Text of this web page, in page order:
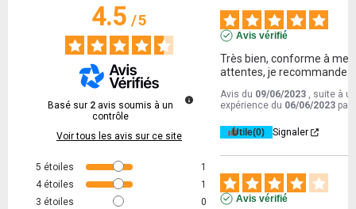
4.5/5
Basé sur 2 avis soumis à un
contrôle
Voir tous les avis sur ce site
5 étoiles
1
4 étoiles
1
3 étoiles
0
Avis vérifié
Très bien, conforme à mes
attentes, je recommande !
Avis du 09/06/2023 , suite à
expérience du 06/06/2023 par
Utile(0) Signaler
Avis vérifié